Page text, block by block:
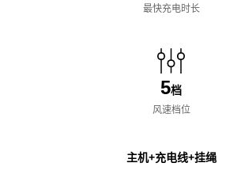
最快充电时长
5档
风速档位
主机+充电线+挂绳